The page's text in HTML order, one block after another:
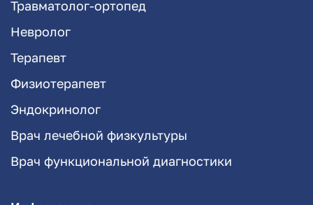
Травматолог-ортопед
Невролог
Терапевт
Физиотерапевт
Эндокринолог
Врач лечебной физкультуры
Врач функциональной диагностики